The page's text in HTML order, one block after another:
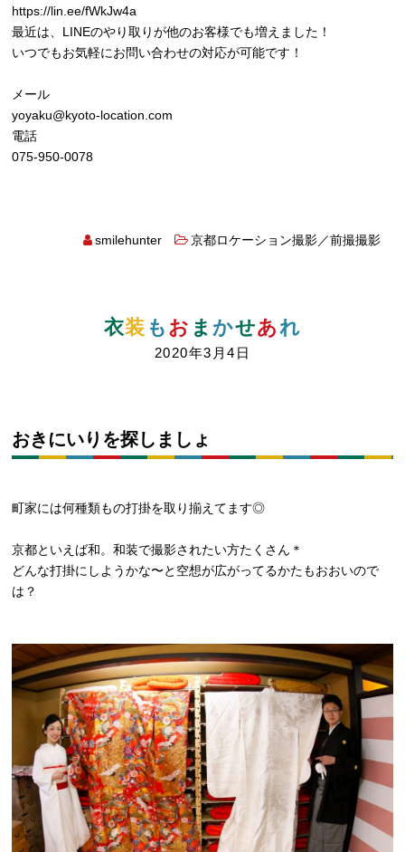
https://lin.ee/fWkJw4a
最近は、LINEのやり取りが他のお客様でも増えました！
いつでもお気軽にお問い合わせの対応が可能です！
メール
yoyaku@kyoto-location.com
電話
075-950-0078
smilehunter 京都ロケーション撮影／前撮撮影
衣装 も お ま かせあれ
2020年3月4日
おきにいりを探しましょ
町家には何種類もの打掛を取り揃えてます◎
京都といえば和。和装で撮影されたい方たくさん＊
どんな打掛にしようかな〜と空想が広がってるかたもおおいので
は？